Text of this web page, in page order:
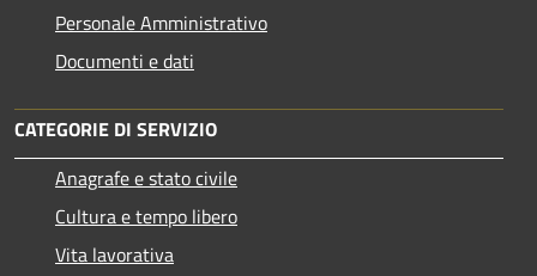
Personale Amministrativo
Documenti e dati
CATEGORIE DI SERVIZIO
Anagrafe e stato civile
Cultura e tempo libero
Vita lavorativa